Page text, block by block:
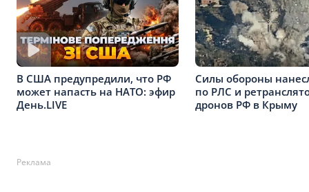
В США предупредили, что РФ
может напасть на НАТО: эфир
День.LIVE
Силы обороны
по РЛС и
дронов РФ в Крыму
Реклама